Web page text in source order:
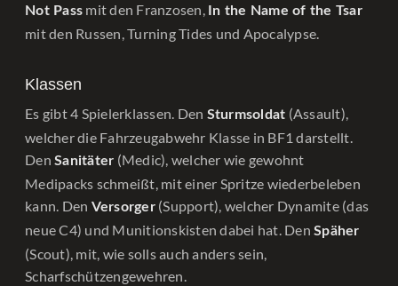
Not Pass mit den Franzosen, In the Name of the Tsar
mit den Russen, Turning Tides und Apocalypse.
Klassen
Es gibt 4 Spielerklassen. Den Sturmsoldat (Assault),
welcher die Fahrzeugabwehr Klasse in BF1 darstellt.
Den Sanitäter (Medic), welcher wie gewohnt
Medipacks schmeißt, mit einer Spritze wiederbeleben
kann. Den Versorger(Support), welcher Dynamite (das
neue C4) und Munitionskisten dabei hat. Den Späher
(Scout), mit, wie solls auch anders sein,
Scharfschützengewehren.